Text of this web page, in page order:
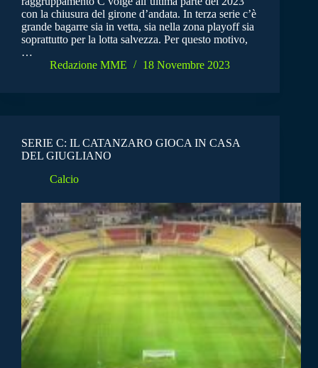
con la chiusura del girone d’andata. In terza serie c’è
grande bagarre sia in vetta, sia nella zona playoff sia
soprattutto per la lotta salvezza. Per questo motivo,
…
Redazione MME
18 Novembre 2023
SERIE C: IL CATANZARO GIOCA IN CASA
DEL GIUGLIANO
Calcio